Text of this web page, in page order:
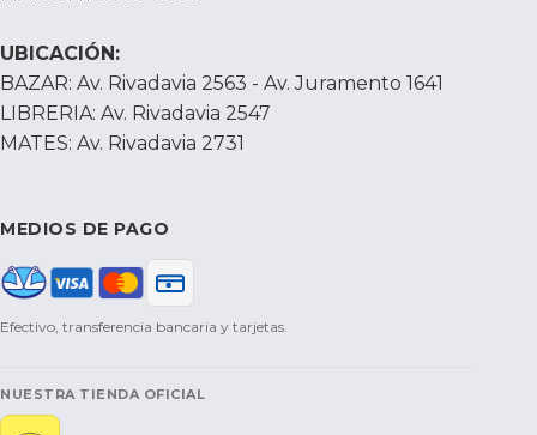
UBICACIÓN:
BAZAR: Av. Rivadavia 2563 - Av. Juramento 1641
LIBRERIA: Av. Rivadavia 2547
MATES: Av. Rivadavia 2731
MEDIOS DE PAGO
Efectivo, transferencia bancaria y tarjetas.
NUESTRA TIENDA OFICIAL